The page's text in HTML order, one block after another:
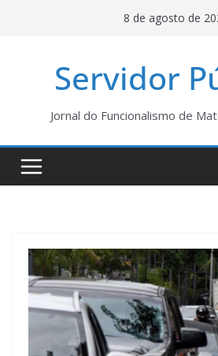
8 de agosto de
Servidor
Jornal do Funcionalismo de